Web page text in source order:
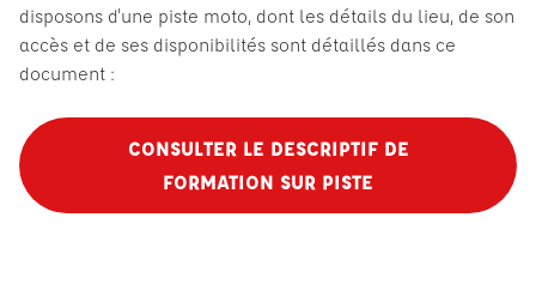
disposons d'une piste moto, dont les détails du lieu, de son
accès et de ses disponibilités sont détaillés dans ce
document :
CONSULTER LE DESCRIPTIF DE
FORMATION SUR PISTE